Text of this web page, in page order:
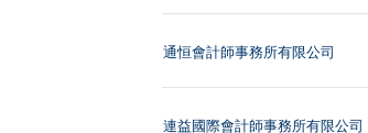
通恒會計師事務所有限公司
連益國際會計師事務所有限公司